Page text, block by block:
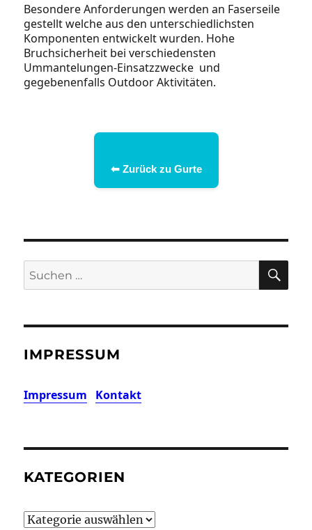
Besondere Anforderungen werden an Faserseile
gestellt welche aus den unterschiedlichsten
Komponenten entwickelt wurden. Hohe
Bruchsicherheit bei verschiedensten
Ummantelungen-Einsatzzwecke und
gegebenenfalls Outdoor Aktivitäten.
⬅ Zurück zu Gurte
Suchen
nach:
IMPRESSUM
Impressum Kontakt
KATEGORIEN
Kategorien